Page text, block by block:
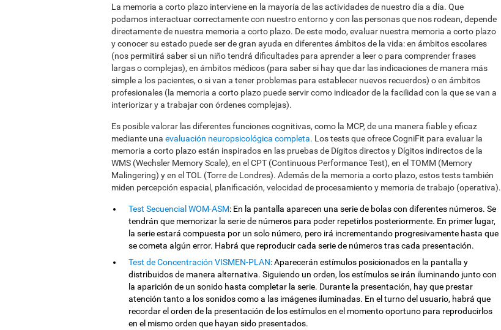
La memoria a corto plazo interviene en la mayoría de las actividades de nuestro día a día. Que
podamos interactuar correctamente con nuestro entorno y con las personas que nos rodean, depende
directamente de nuestra memoria a corto plazo. De este modo, evaluar nuestra memoria a corto plazo
y conocer su estado puede ser de gran ayuda en diferentes ámbitos de la vida: en ámbitos escolares
(nos permitirá saber si un niño tendrá dificultades para aprender a leer o para comprender frases
largas o complejas), en ámbitos médicos (para saber si hay que dar las indicaciones de manera más
simple a los pacientes, o si van a tener problemas para establecer nuevos recuerdos) o en ámbitos
profesionales (la memoria a corto plazo puede servir como indicador de la facilidad con la que se van a
interiorizar y a trabajar con órdenes complejas).
Es posible valorar las diferentes funciones cognitivas, como la MCP, de una manera fiable y eficaz
mediante una evaluación neuropsicológica completa. Los tests que ofrece CogniFit para evaluar la
memoria a corto plazo están inspirados en las pruebas de Dígitos directos y Dígitos indirectos de la
WMS (Wechsler Memory Scale), en el CPT (Continuous Performance Test), en el TOMM (Memory
Malingering) y en el TOL (Torre de Londres). Además de la memoria a corto plazo, estos tests también
miden percepción espacial, planificación, velocidad de procesamiento y memoria de trabajo (operativa).
Test Secuencial WOM-ASM: En la pantalla aparecen una serie de bolas con diferentes números. Se
tendrán que memorizar la serie de números para poder repetirlos posteriormente. En primer lugar,
la serie estará compuesta por un solo número, pero irá incrementando progresivamente hasta que
se cometa algún error. Habrá que reproducir cada serie de números tras cada presentación.
Test de Concentración VISMEN-PLAN: Aparecerán estímulos posicionados en la pantalla y
distribuidos de manera alternativa. Siguiendo un orden, los estímulos se irán iluminando junto con
la aparición de un sonido hasta completar la serie. Durante la presentación, hay que prestar
atención tanto a los sonidos como a las imágenes iluminadas. En el turno del usuario, habrá que
recordar el orden de la presentación de los estímulos en el momento oportuno para reproducirlos
en el mismo orden que hayan sido presentados.